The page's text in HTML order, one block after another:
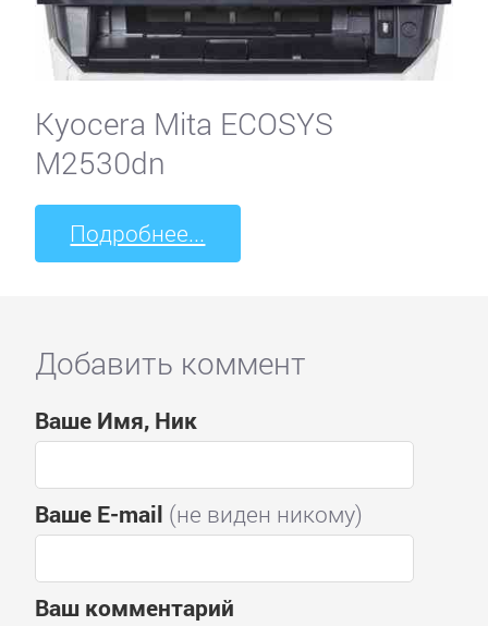
Kyocera Mita ECOSYS
M2530dn
Подробнее...
Добавить коммент
Ваше Имя, Ник
Ваше E-mail (не виден никому)
Ваш комментарий